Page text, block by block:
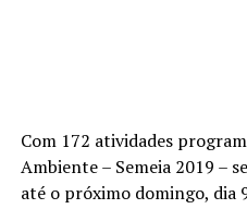
Com 172 atividades
Ambiente – Semeia 2019 –
até o próximo domingo, dia